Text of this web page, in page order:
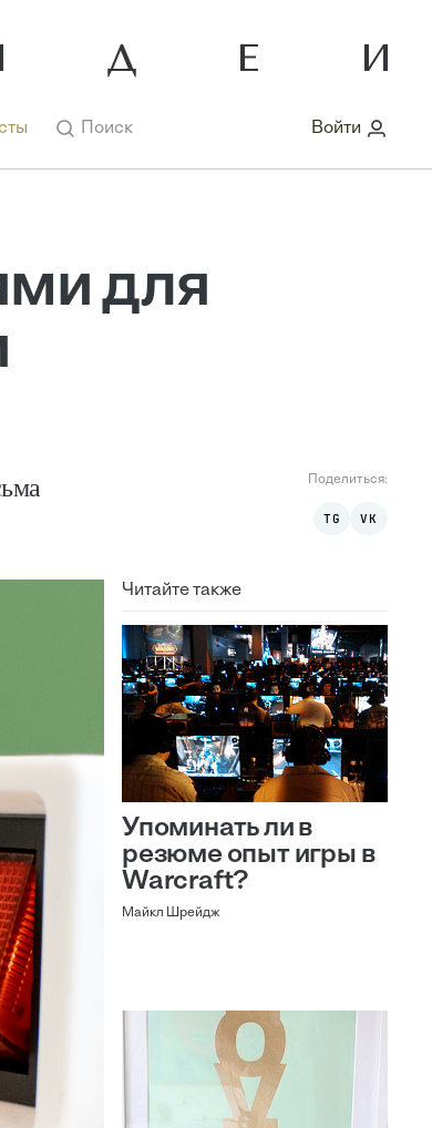
Поиск Войти
для
Поделиться:
TG VK
Читайте также
Упоминать ли в
резюме опыт игры в
Warcraft?
Майкл Шрейдж